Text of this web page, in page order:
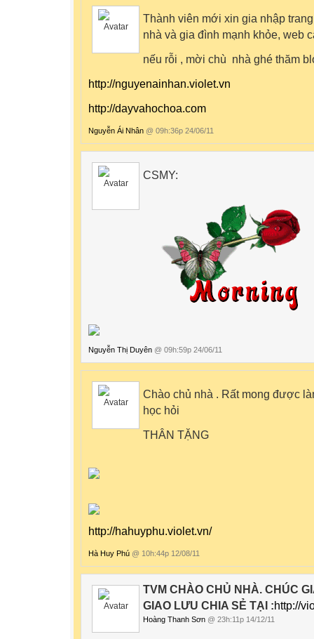
Thành viên mới xin gia nhập
nhà và gia đình mạnh khỏe, web
nếu rỗi , mời chù nhà ghé thăm
http://nguyenainhan.violet.vn
http://dayvahochoa.com
Nguyễn Ái Nhân @ 09h:36p 24/06/11
CSMY:
Nguyễn Thị Duyên @ 09h:59p 24/06/11
Chào chủ nhà . Rất mong được
học hỏi
THÂN TẶNG
http://hahuyphu.violet.vn/
Hà Huy Phú @ 10h:44p 12/08/11
TVM CHÀO CHỦ NHÀ. CHÚC
GIAO LƯU CHIA SẺ TẠI :http://
Hoàng Thanh Sơn @ 23h:11p 14/12/11